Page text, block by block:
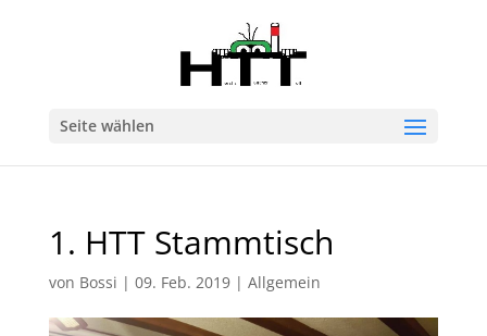
Seite wählen
1. HTT Stammtisch
von Bossi | 09. Feb. 2019| Allgemein